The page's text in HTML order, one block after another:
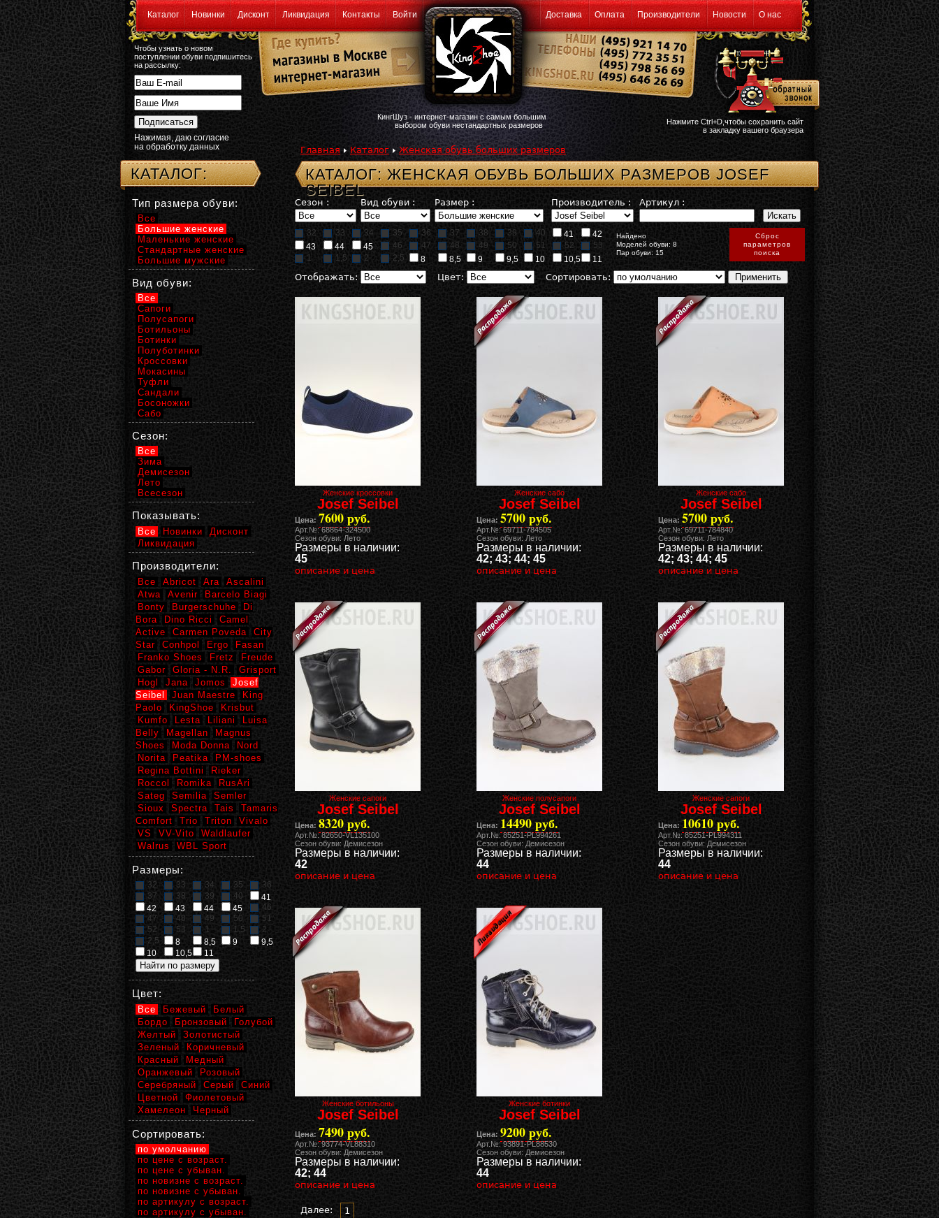
Каталог Новинки Дисконт Ликвидация Контакты Войти Доставка Оплата Производители Новости О нас
Чтобы узнать о новом
поступлении обуви подпишитесь
на рассылку:
Нажимая, даю согласие
на обработку данных
КингШуз - интернет-магазин с самым большим
выбором обуви нестандартных размеров
Нажмите Ctrl+D,чтобы сохранить сайт
в закладку вашего браузера
Главная Каталог Женская обувь больших размеров
КАТАЛОГ: ЖЕНСКАЯ ОБУВЬ БОЛЬШИХ РАЗМЕРОВ JOSEF
SEIBEL
Сезон : Вид обуви : Размер : Производитель : Артикул :
32 33 34 35 36 37 38 39 40 41
42
43
44 45 46 47 48 49 50 51 52
53
1
1,5 2 2,5 8 8,5 9 9,5 10 10,5 11
Найдено
Моделей обуви: 8
Пар обуви: 15
Сброс
параметров
поиска
Отображать: Цвет: Сортировать:
Женские кроссовки
Josef Seibel
Женские сабо
Josef Seibel
Женские сабо
Josef Seibel
Цена: 7600 руб.
Арт.№: 68864-324500
Сезон обуви: Лето
Размеры в наличии:
45
описание и цена
Цена: 5700 руб.
Арт.№: 69711-784505
Сезон обуви: Лето
Размеры в наличии:
42; 43; 44; 45
описание и цена
Цена: 5700 руб.
Арт.№: 69711-784840
Сезон обуви: Лето
Размеры в наличии:
42; 43; 44; 45
описание и цена
Женские сапоги
Josef Seibel
Женские полусапоги
Josef Seibel
Женские сапоги
Josef Seibel
Цена: 8320 руб.
Арт.№: 82650-VL135100
Сезон обуви: Демисезон
Размеры в наличии:
42
описание и цена
Цена: 14490 руб.
Арт.№: 85251-PL994261
Сезон обуви: Демисезон
Размеры в наличии:
44
описание и цена
Цена: 10610 руб.
Арт.№: 85251-PL994311
Сезон обуви: Демисезон
Размеры в наличии:
44
описание и цена
Женские ботильоны
Josef Seibel
Женские ботинки
Josef Seibel
Цена: 7490 руб.
Арт.№: 93774-VL88310
Сезон обуви: Демисезон
Размеры в наличии:
42; 44
описание и цена
Цена: 9200 руб.
Арт.№: 93891-PL88530
Сезон обуви: Демисезон
Размеры в наличии:
44
описание и цена
Далее: 1
КАТАЛОГ:
Тип размера обуви:
Все
Большие женские
Маленькие женские
Стандартные женские
Большие мужские
Вид обуви:
Все
Сапоги
Полусапоги
Ботильоны
Ботинки
Полуботинки
Кроссовки
Мокасины
Туфли
Сандали
Босоножки
Сабо
Сезон:
Все
Зима
Демисезон
Лето
Всесезон
Показывать:
Все Новинки
Дисконт
Ликвидация
Производители:
Все Abricot Ara
Ascalini
Atwa
Avenir
Barcelo Biagi
Bonty
Burgerschuhe
Di
Bora
Dino Ricci
Camel
Active
Carmen Poveda
City
Star
Conhpol Ergo
Fasan
Franko Shoes
Fretz
Freude
Gabor
Gloria - N.R.
Grisport
Hogl
Jana Jomos
Josef
Seibel
Juan Maestre
King
Paolo
KingShoe
Krisbut
Kumfo
Lesta Liliani
Luisa
Belly
Magellan
Magnus
Shoes
Moda Donna
Nord
Norita
Peatika
PM-shoes
Regina Bottini
Rieker
Roccol
Romika
RusAri
Sateg
Semilia
Semler
Sioux
Spectra Tais
Tamaris
Comfort
Trio Triton
Vivalo
VS
VV-Vito
Waldlaufer
Walrus
WBL Sport
Размеры:
32 33 34 35
36
37
38 39 40
41
42
43 44 45
46
47
48 49 50
51
52
53 1 1,5
2
2,5
8 8,5 9
9,5
10
10,5 11
Цвет:
Все Бежевый
Белый
Бордо
Бронзовый
Голубой
Желтый
Золотистый
Зеленый
Коричневый
Красный
Медный
Оранжевый
Розовый
Серебряный
Серый
Синий
Цветной
Фиолетовый
Хамелеон
Черный
Сортировать:
по умолчанию
по цене с возраст.
по цене с убыван.
по новизне с возраст.
по новизне с убыван.
по артикулу с возраст.
по артикулу с убыван.